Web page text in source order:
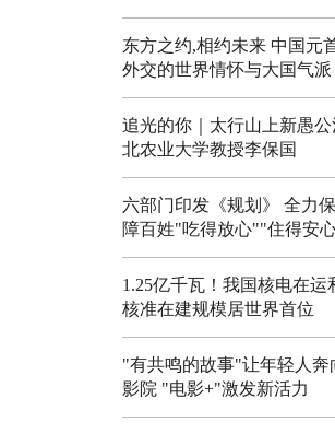
东方之约,相约未来 中国元
外交的世界情怀与大国气派
追光的你｜太行山上新愚公
北农业大学教授李保国
六部门印发《规划》 全力保
障百姓"吃得放心""住得安
1.25亿千瓦！我国核电在运
核准在建规模居世界首位
"有共鸣的故事"让年轻人奔
影院 "电影+"激发新活力